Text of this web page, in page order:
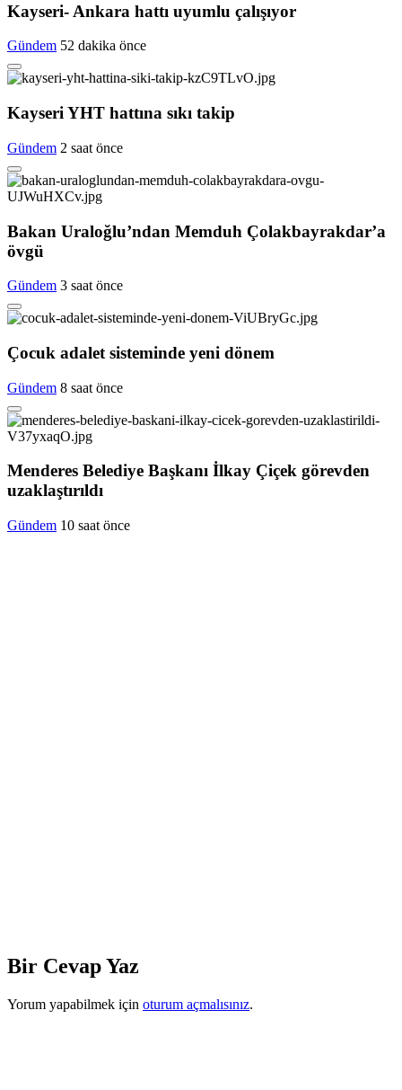
Kayseri- Ankara hattı uyumlu çalışıyor
Gündem 52 dakika önce
Kayseri YHT hattına sıkı takip
Gündem 2 saat önce
Bakan Uraloğlu’ndan Memduh Çolakbayrakdar’a
övgü
Gündem 3 saat önce
Çocuk adalet sisteminde yeni dönem
Gündem 8 saat önce
Menderes Belediye Başkanı İlkay Çiçek görevden
uzaklaştırıldı
Gündem 10 saat önce
Bir Cevap Yaz
Yorum yapabilmek için oturum açmalısınız.